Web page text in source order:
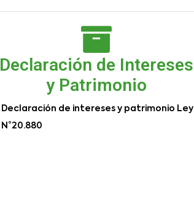
Declaración de Intereses
y Patrimonio
Declaración de intereses y patrimonio Ley
N°20.880